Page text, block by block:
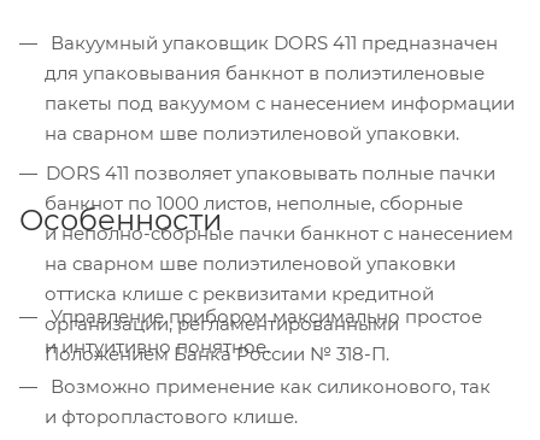
Вакуумный упаковщик DORS 411 предназначен
для упаковывания банкнот в полиэтиленовые
пакеты под вакуумом с нанесением информации
на сварном шве полиэтиленовой упаковки.
DORS 411 позволяет упаковывать полные пачки
банкнот по 1000 листов, неполные, сборные
и неполно-сборные пачки банкнот с нанесением
на сварном шве полиэтиленовой упаковки
оттиска клише с реквизитами кредитной
организации, регламентированными
Положением Банка России № 318-П.
Особенности
Управление прибором максимально простое
и интуитивно понятное.
и фторопластового клише.